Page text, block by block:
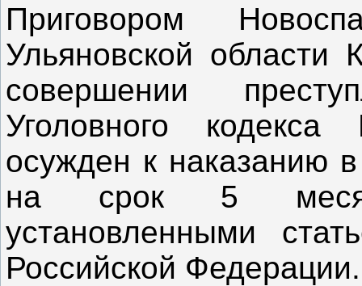
Приговором
Ульяновской
совершении
Уголовного
осужден к наказанию
на срок 5
установленными
Российской Федерации.